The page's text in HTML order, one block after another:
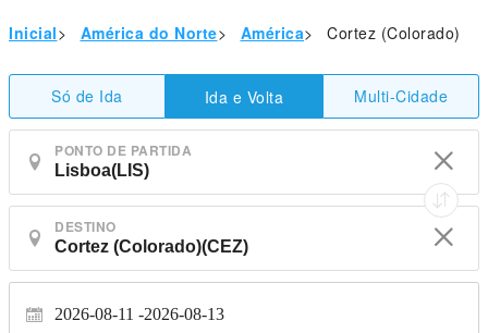
Inicial> América do Norte> América> Cortez (Colorado)
Só de Ida Ida e Volta Multi-Cidade
PONTO DE PARTIDA
DESTINO
2026-08-11 2026-08-13